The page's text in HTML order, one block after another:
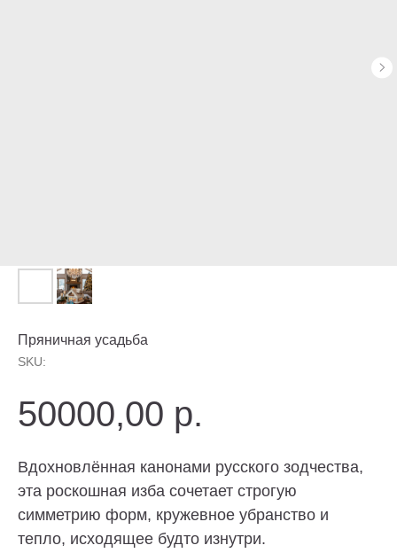
Пряничная усадьба
SKU:
50000,00 р.
Вдохновлённая канонами русского зодчества,
эта роскошная изба сочетает строгую
симметрию форм, кружевное убранство и
тепло, исходящее будто изнутри.